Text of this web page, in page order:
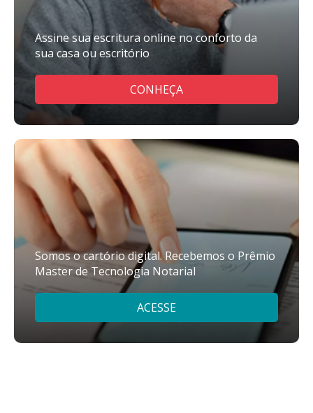
Assine sua escritura online no conforto da
sua casa ou escritório
CONHEÇA
Somos o cartório digital. Recebemos o Prêmio
Master de Tecnologia Notarial
ACESSE